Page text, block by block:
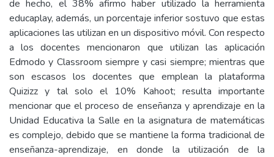
de hecho, el 38% afirmo haber utilizado la herramienta
educaplay, además, un porcentaje inferior sostuvo que estas
aplicaciones las utilizan en un dispositivo móvil. Con respecto
a los docentes mencionaron que utilizan las aplicación
Edmodo y Classroom siempre y casi siempre; mientras que
son escasos los docentes que emplean la plataforma
Quizizz y tal solo el 10% Kahoot; resulta importante
mencionar que el proceso de enseñanza y aprendizaje en la
Unidad Educativa la Salle en la asignatura de matemáticas
es complejo, debido que se mantiene la forma tradicional de
enseñanza-aprendizaje, en donde la utilización de la